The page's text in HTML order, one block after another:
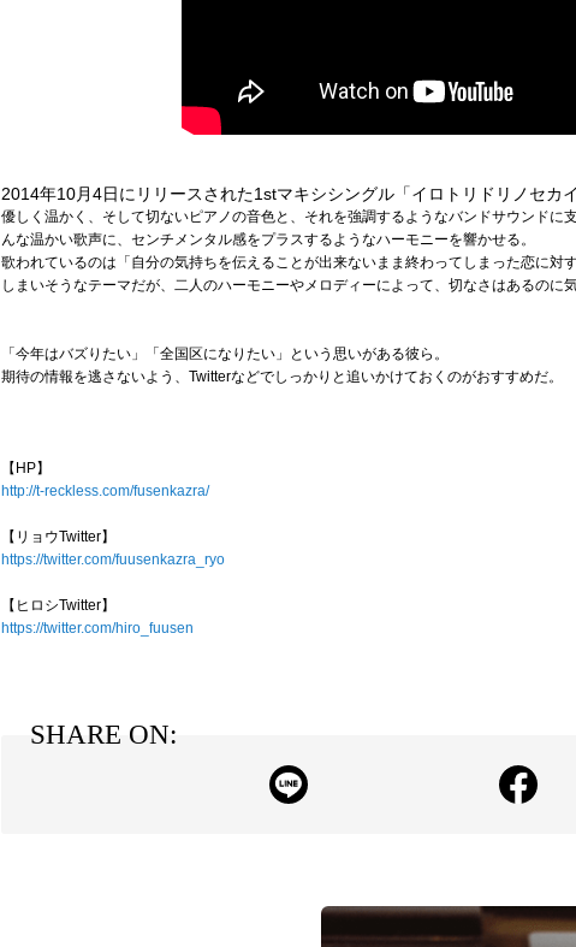
2014年10月4日にリリースされた1stマキシシングル「イロトリドリノセカ
優しく温かく、そして切ないピアノの音色と、それを強調するようなバンドサウンド
んな温かい歌声に、センチメンタル感をプラスするようなハーモニーを響かせる。
歌われているのは「自分の気持ちを伝えることが出来ないまま終わってしまった恋に
しまいそうなテーマだが、二人のハーモニーやメロディーによって、切なさはあるのに
「今年はバズりたい」「全国区になりたい」という思いがある彼ら。
期待の情報を逃さないよう、Twitterなどでしっかりと追いかけておくのがおすすめだ。
【HP】
http://t-reckless.com/fusenkazra/
【リョウTwitter】
https://twitter.com/fuusenkazra_ryo
【ヒロシTwitter】
https://twitter.com/hiro_fuusen
SHARE ON: